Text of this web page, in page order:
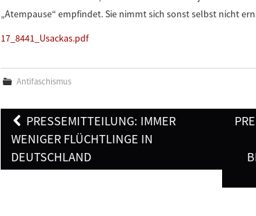
„Atempause“ empfindet. Sie nimmt sich sonst selbst nicht
17_8441_Usackas.pdf
Antifaschismus
Post
navigation
PRESSEMITTEILUNG: IMMER
WENIGER FLÜCHTLINGE IN
DEUTSCHLAND